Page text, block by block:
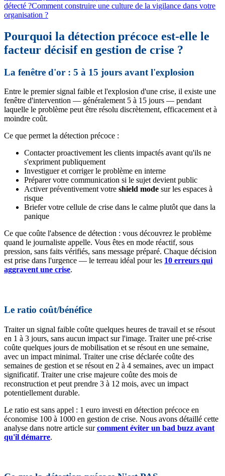
détecté ?Comment construire une culture de la vigilance dans votre
organisation ?
Pourquoi la détection précoce est-elle le
facteur décisif en gestion de crise ?
La fenêtre d'or : 5 à 15 jours avant l'explosion
Entre le premier signal faible et l'explosion d'une crise, il existe une
fenêtre d'intervention — généralement 5 à 15 jours — pendant
laquelle le problème peut être résolu discrètement, efficacement et à
moindre coût.
Ce que permet la détection précoce :
Contacter proactivement les clients impactés avant qu'ils ne
s'expriment publiquement
Investiguer et corriger le problème en interne
Préparer votre communication si le sujet devient public
Activer préventivement votre shield mode sur les espaces à
risque
Briefer votre cellule de crise dans le calme plutôt que dans la
panique
Ce que coûte l'absence de détection : vous découvrez le problème
quand le journaliste appelle. Vous êtes en mode réactif, sous
pression, sans faits vérifiés, sans message préparé. Chaque décision
est prise dans l'urgence — le terreau idéal pour les 10 erreurs qui
aggravent une crise.
Le ratio coût/bénéfice
Traiter un signal faible coûte quelques heures de travail et se résout
en 1 à 3 jours, sans aucun impact sur l'image. Traiter une pré-crise
coûte quelques jours de mobilisation et se résout en une semaine,
avec un impact minimal. Traiter une crise déclarée coûte des
semaines de gestion et se résout en 2 à 4 semaines, avec un impact
significatif. Traiter une crise majeure coûte des mois de
reconstruction et peut prendre 3 à 12 mois, avec un impact
potentiellement durable.
Le ratio est sans appel : 1 euro investi en détection précoce en
économise 100 à 1000 en gestion de crise. Nous avons détaillé cette
analyse dans notre article surcomment éviter un bad buzz avant
qu'il démarre.